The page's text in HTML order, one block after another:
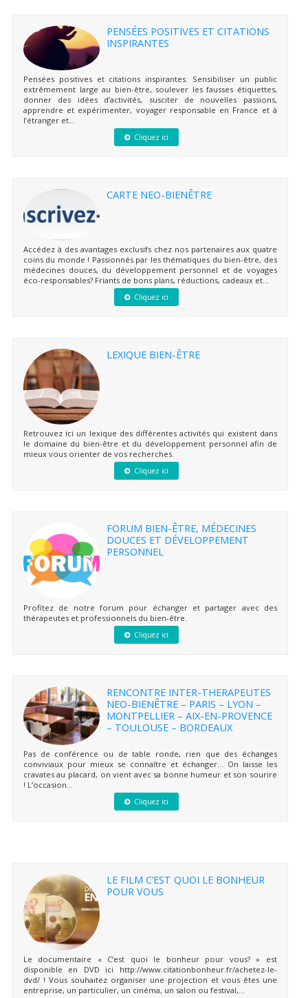
PENSÉES POSITIVES ET CITATIONS
INSPIRANTES
Pensées positives et citations inspirantes. Sensibiliser un public
extrêmement large au bien-être, soulever les fausses étiquettes,
donner des idées d’activités, susciter de nouvelles passions,
apprendre et expérimenter, voyager responsable en France et à
l’étranger et...
Cliquez ici
CARTE NEO-BIENÊTRE
Accédez à des avantages exclusifs chez nos partenaires aux quatre
coins du monde ! Passionnés par les thématiques du bien-être, des
médecines douces, du développement personnel et de voyages
éco-responsables? Friants de bons plans, réductions, cadeaux et...
Cliquez ici
LEXIQUE BIEN-ÊTRE
Retrouvez ici un lexique des différentes activités qui existent dans
le domaine du bien-être et du développement personnel afin de
mieux vous orienter de vos recherches.
Cliquez ici
FORUM BIEN-ÊTRE, MÉDECINES
DOUCES ET DÉVELOPPEMENT
PERSONNEL
Profitez de notre forum pour échanger et partager avec des
thérapeutes et professionnels du bien-être.
Cliquez ici
RENCONTRE INTER-THERAPEUTES
NEO-BIENÊTRE – PARIS – LYON –
MONTPELLIER – AIX-EN-PROVENCE
– TOULOUSE – BORDEAUX
Pas de conférence ou de table ronde, rien que des échanges
conviviaux pour mieux se connaître et échanger… On laisse les
cravates au placard, on vient avec sa bonne humeur et son sourire
! L’occasion...
Cliquez ici
LE FILM C’EST QUOI LE BONHEUR
POUR VOUS
Le documentaire « C’est quoi le bonheur pour vous? » est
disponible en DVD ici http://www.citationbonheur.fr/achetez-le-
dvd/ ! Vous souhaitez organiser une projection et vous êtes une
entreprise, un particulier, un cinéma, un salon ou festival,...